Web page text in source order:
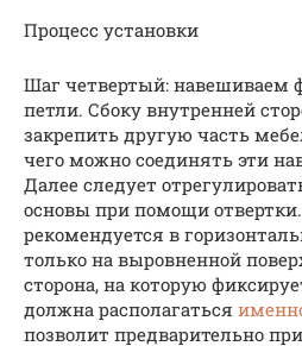
Процесс установки
Шаг четвертый: навешиваем
петли. Сбоку внутренней
закрепить другую часть
чего можно соединять эти
Далее следует
основы при помощи
рекомендуется в
только на выровненной
сторона, на которую
должна располагаться
позволит предварительно